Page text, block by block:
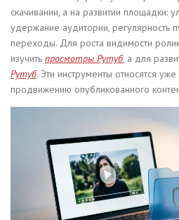
скачивании, а на развитии площадки:
удержание аудитории, регулярность
переходы. Для роста видимости
изучить просмотры Рутуб, а для
Рутуб. Эти инструменты относятся
продвижению опубликованного